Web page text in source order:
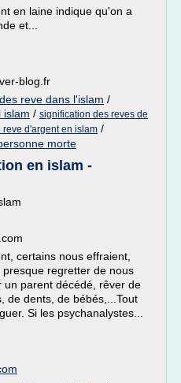
en laine indique qu'on a
et...
blog.fr
reve dans l'islam /
islam / signification des reves de
d'argent en islam /
morte
en islam -
certains nous effraient,
regretter de nous
un parent décédé, rêver de
de dents, de bébés,...Tout
Si les psychanalystes...